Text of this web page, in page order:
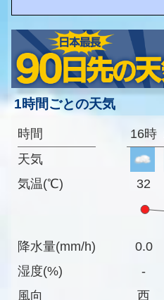
1時間ごとの天気
時間
天気
気温(℃)
降水量(mm/h)
湿度(%)
風向
16時
32
0.0
-
西